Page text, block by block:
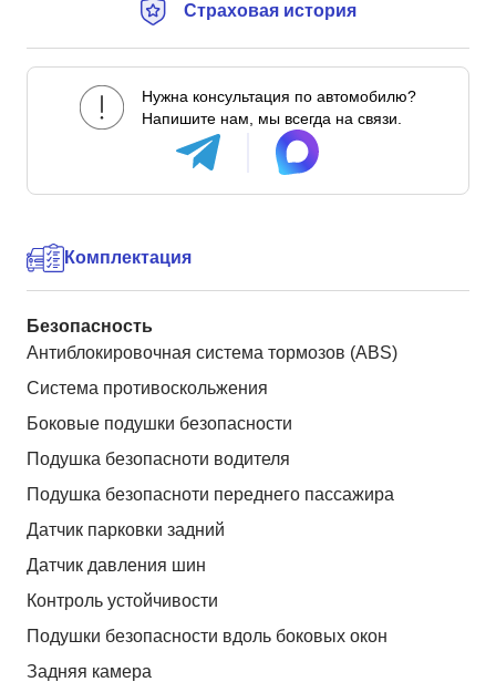
Страховая история
Нужна консультация по автомобилю?
Напишите нам, мы всегда на связи.
Комплектация
Безопасность
Антиблокировочная система тормозов (ABS)
Система противоскольжения
Боковые подушки безопасности
Подушка безопасноти водителя
Подушка безопасноти переднего пассажира
Датчик парковки задний
Датчик давления шин
Контроль устойчивости
Подушки безопасности вдоль боковых окон
Задняя камера